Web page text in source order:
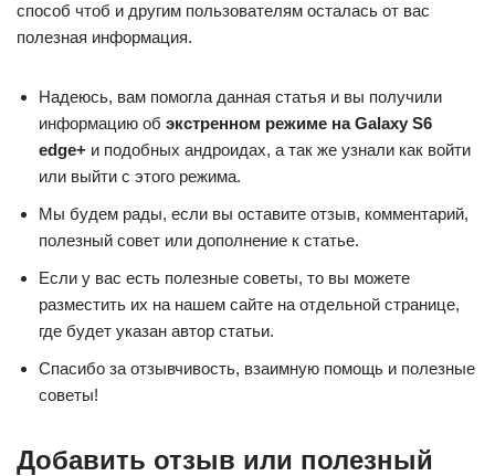
способ чтоб и другим пользователям осталась от вас
полезная информация.
Надеюсь, вам помогла данная статья и вы получили
информацию об экстренном режиме на Galaxy S6
edge+ и подобных андроидах, а так же узнали как войти
или выйти с этого режима.
Мы будем рады, если вы оставите отзыв, комментарий,
полезный совет или дополнение к статье.
Если у вас есть полезные советы, то вы можете
разместить их на нашем сайте на отдельной странице,
где будет указан автор статьи.
Спасибо за отзывчивость, взаимную помощь и полезные
советы!
Добавить отзыв или полезный